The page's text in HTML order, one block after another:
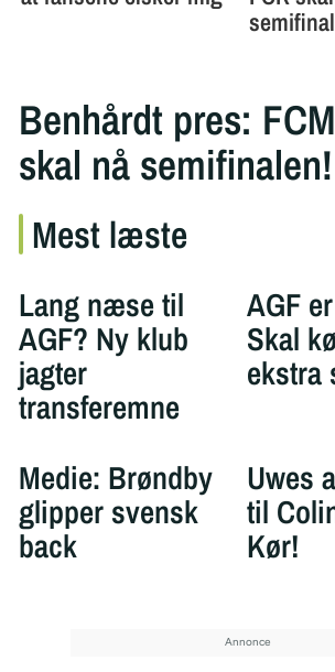
Benhårdt pres:
skal nå semifinalen!
Mest læste
Lang næse til
AGF? Ny klub
jagter
transferemne
AGF
Skal
ekstra
Medie: Brøndby
glipper svensk
back
Uwes
til
Kør!